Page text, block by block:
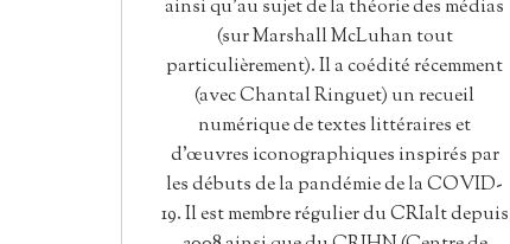
ainsi qu'au sujet de la théorie des médias
(sur Marshall McLuhan tout
particulièrement). Il a coédité récemment
(avec Chantal Ringuet) un recueil
numérique de textes littéraires et
d'œuvres iconographiques inspirés par
les débuts de la pandémie de la COVID-
19. Il est membre régulier du CRIalt depuis